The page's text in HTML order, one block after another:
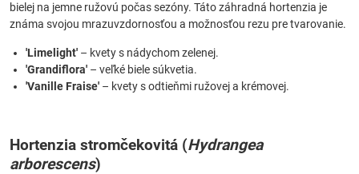
bielej na jemne ružovú počas sezóny. Táto záhradná hortenzia je
známa svojou mrazuvzdornosťou a možnosťou rezu pre tvarovanie.
'Limelight' – kvety s nádychom zelenej.
'Grandiflora' – veľké biele súkvetia.
'Vanille Fraise' – kvety s odtieňmi ružovej a krémovej.
Hortenzia stromčekovitá (Hydrangea
arborescens)